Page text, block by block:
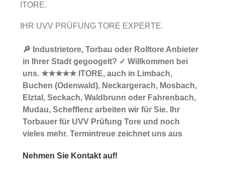
ITORE.
IHR UVV PRÜFUNG TORE EXPERTE.
🔎 Industrietore, Torbau oder Rolltore Anbieter
in Ihrer Stadt gegoogelt? ✓ Willkommen bei
uns. ★★★★★ ITORE, auch in Limbach,
Buchen (Odenwald), Neckargerach, Mosbach,
Elztal, Seckach, Waldbrunn oder Fahrenbach,
Mudau, Schefflenz arbeiten wir für Sie. Ihr
Torbauer für UVV Prüfung Tore und noch
vieles mehr. Termintreue zeichnet uns aus
Nehmen Sie Kontakt auf!